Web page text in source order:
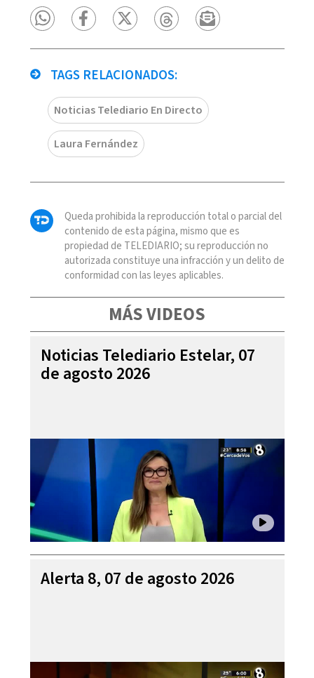
TAGS RELACIONADOS:
Noticias Telediario En Directo
Laura Fernández
Queda prohibida la reproducción total o parcial del
contenido de esta página, mismo que es
propiedad de TELEDIARIO; su reproducción no
autorizada constituye una infracción y un delito de
conformidad con las leyes aplicables.
MÁS VIDEOS
Noticias Telediario Estelar, 07
de agosto 2026
Alerta 8, 07 de agosto 2026